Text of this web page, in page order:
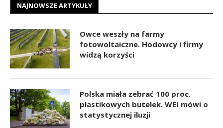
NAJNOWSZE ARTYKUŁY
Owce weszły na farmy
fotowoltaiczne. Hodowcy i firmy
widzą korzyści
Polska miała zebrać 100 proc.
plastikowych butelek. WEI mówi o
statystycznej iluzji